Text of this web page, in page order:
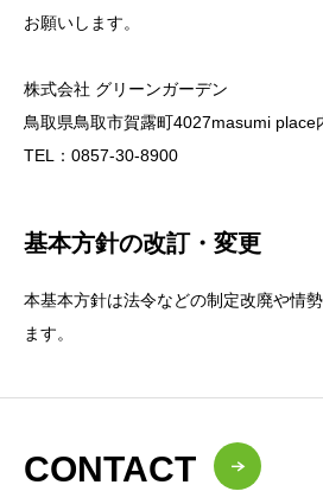
お願いします。
株式会社 グリーンガーデン
鳥取県鳥取市賀露町4027masumi place
TEL：0857-30-8900
基本方針の改訂・変更
本基本方針は法令などの制定改廃や情
ます。
CONTACT